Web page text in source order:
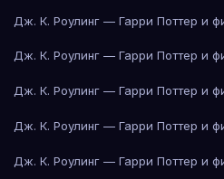
Дж. К. Роулинг — Гарри Поттер и
Дж. К. Роулинг — Гарри Поттер и
Дж. К. Роулинг — Гарри Поттер и
Дж. К. Роулинг — Гарри Поттер и
Дж. К. Роулинг — Гарри Поттер и